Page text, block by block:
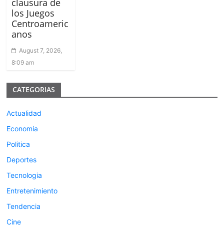
los Juegos
Centroameric
anos
August 7, 2026,
8:09 am
CATEGORIAS
Actualidad
Economía
Politica
Deportes
Tecnologia
Entretenimiento
Tendencia
Cine